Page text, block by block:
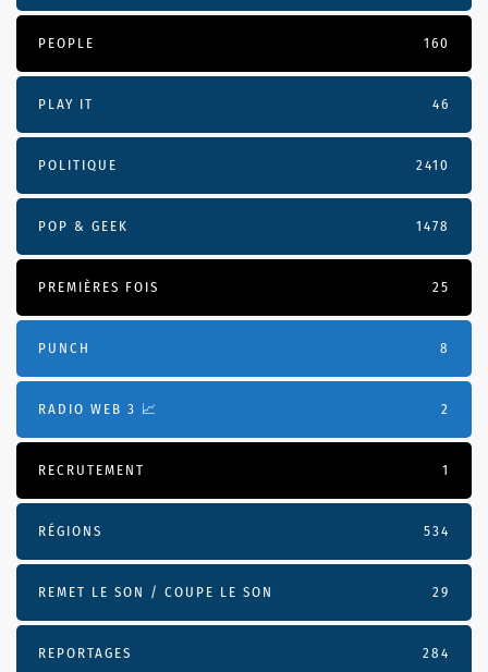
PEOPLE 160
PLAY IT 46
POLITIQUE 2410
POP & GEEK 1478
PREMIÈRES FOIS 25
PUNCH 8
RADIO WEB 3 📈 2
RECRUTEMENT 1
RÉGIONS 534
REMET LE SON / COUPE LE SON 29
REPORTAGES 284